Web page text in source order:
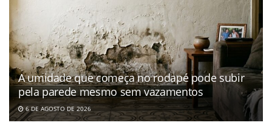
A umidade que começa no rodapé pode subir
pela parede mesmo sem vazamentos
6 DE AGOSTO DE 2026